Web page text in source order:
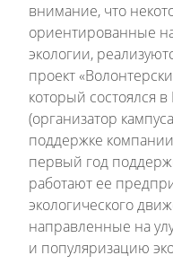
внимание, что
ориентированные
экологии,
проект
который состоялся в
(организатор
поддержке
первый год
работают ее
экологического
направленные на
и популяризацию